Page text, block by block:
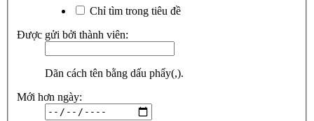
Chỉ tìm trong tiêu đề
Được gửi bởi thành viên:
Dãn cách tên bằng dấu phẩy(,).
Mới hơn ngày: